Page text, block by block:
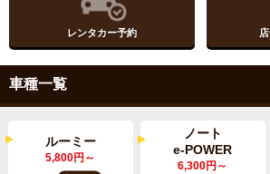
レンタカー予約
車種一覧
ルーミー
5,800円～
ノート
e-POWER
6,300円～